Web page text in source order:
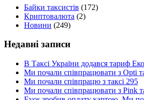
Байки таксистів (172)
Криптовалюта (2)
Новини (249)
Недавні записи
В Таксі України додався тариф
Ми почали співпрацювати з Opti
Ми почали співпрацю з таксі 295
Ми почали співпрацювати з Pink